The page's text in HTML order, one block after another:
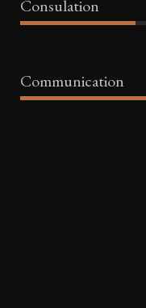
Consulation
Communication